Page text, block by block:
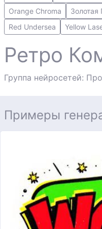
Orange Chroma
Золотая
Red Undersea
Yellow
Ретро
Группа нейросетей:
Примеры